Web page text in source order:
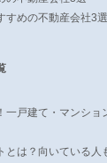
すめの不動産会社3選
一戸建て・マンショ
とは？向いている人